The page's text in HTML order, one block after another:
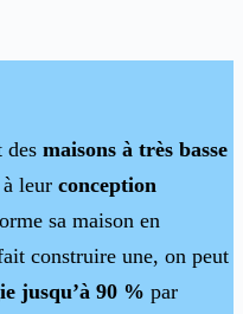
des maisons à très basse
leur conception
sa maison en
construire une, on peut
jusqu’à 90 % par